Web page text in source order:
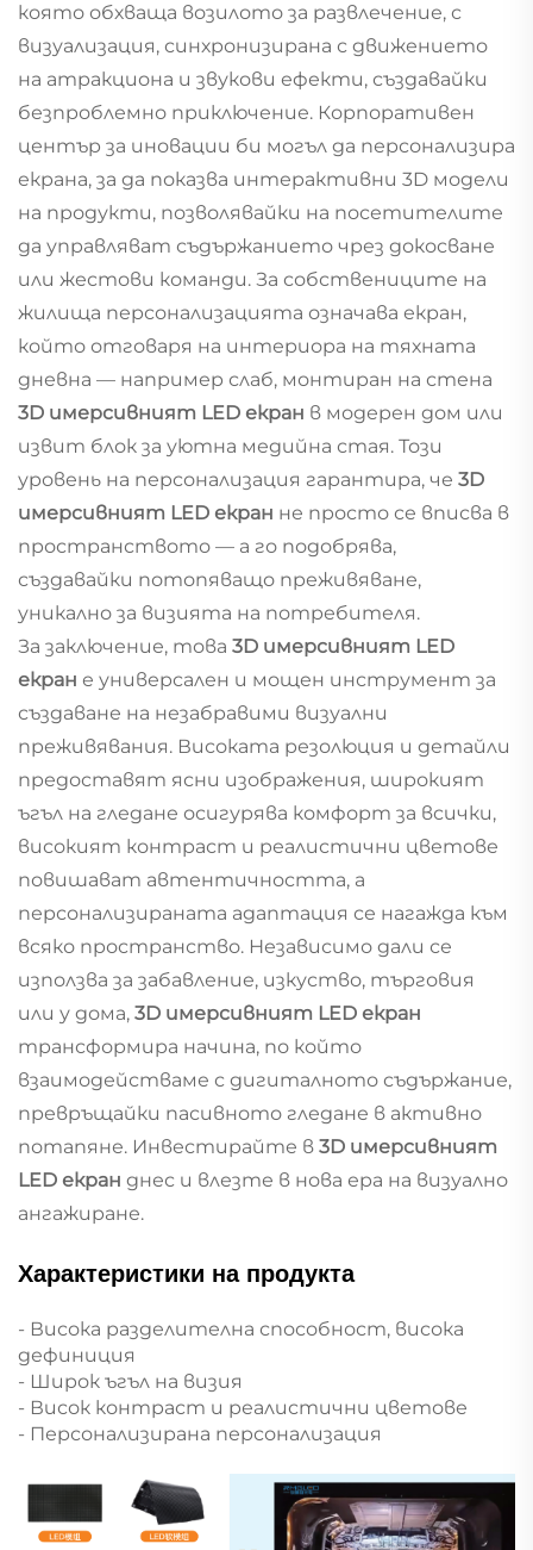
която обхваща возилото за развлечение, с
визуализация, синхронизирана с движението
на атракционa и звукови ефекти, създавайки
безпроблемно приключение. Корпоративен
център за иновации би могъл да персонализира
екрана, за да показва интерактивни 3D модели
на продукти, позволявайки на посетителите
да управляват съдържанието чрез докосване
или жестови команди. За собствениците на
жилища персонализацията означава екран,
който отговаря на интериора на тяхната
дневна — например слаб, монтиран на стена
3D имерсивният LED екран в модерен дом или
извит блок за уютна медийна стая. Този
уровень на персонализация гарантира, че 3D
имерсивният LED екран не просто се вписва в
пространството — а го подобрява,
създавайки потопяващо преживяване,
уникално за визията на потребителя.
За заключение, това 3D имерсивният LED
екран е универсален и мощен инструмент за
създаване на незабравими визуални
преживявания. Високата резолюция и детайли
предоставят ясни изображения, широкият
ъгъл на гледане осигурява комфорт за всички,
високият контраст и реалистични цветове
повишават автентичността, а
персонализираната адаптация се нагажда към
всяко пространство. Независимо дали се
използва за забавление, изкуство, търговия
или у дома, 3D имерсивният LED екран
трансформира начина, по който
взаимодействаме с дигиталното съдържание,
превръщайки пасивното гледане в активно
потапяне. Инвестирайте в 3D имерсивният
LED екран днес и влезте в нова ера на визуално
ангажиране.
Характеристики на продукта
- Висока разделителна способност, висока
дефиниция
- Широк ъгъл на визия
- Висок контраст и реалистични цветове
- Персонализирана персонализация